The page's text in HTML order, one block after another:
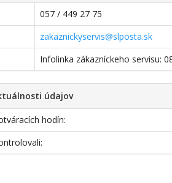
057 / 449 27 75
zakaznickyservis@slposta.sk
Infolinka zákazníckeho servisu:
údajov
hodín: